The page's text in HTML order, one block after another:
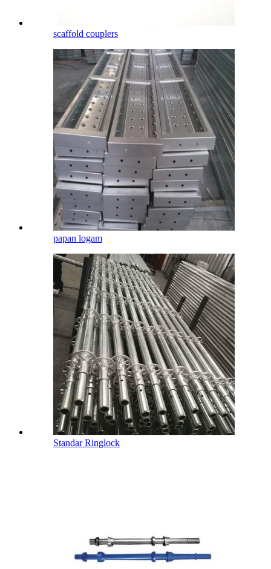
scaffold couplers
papan logam
Standar Ringlock